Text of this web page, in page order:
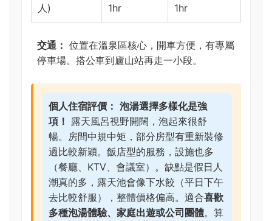
人)
1hr
1hr
交通： 位置在溫泉區核心，開車方便，有專屬
停車場。搭公車到廬山站再走一小段。
個人住宿評價： 泡湯選擇多樣化是強
項！ 露天風呂視野開闊，泡起來很舒
暢。房間中規中矩，部分房型有重新裝修
過比較新穎。飯店型的服務，設施也多
（餐廳、KTV、會議室）。缺點是假日人
潮真的多，露天池會像下水餃（平日下午
去比較舒服），整體價格偏高。適合喜歡
多種泡湯體驗、家庭出遊或公司團體。算